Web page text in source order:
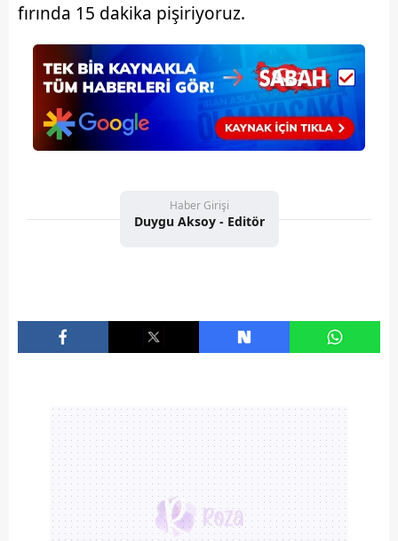
fırında 15 dakika pişiriyoruz.
Haber Girişi
Duygu Aksoy - Editör